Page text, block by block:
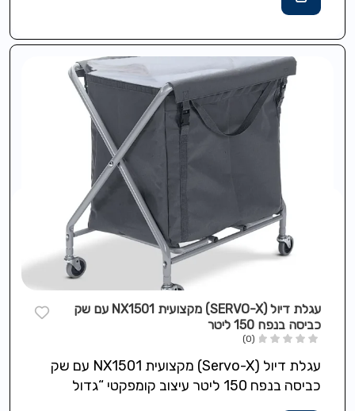
עגלת דיול (SERVO-X) מקצועית NX1501 עם שק
כביסה בנפח 150 ליטר
(0)
עגלת דיול (Servo-X) מקצועית NX1501 עם שק
כביסה בנפח 150 ליטר עיצוב קומפקטי “גדול